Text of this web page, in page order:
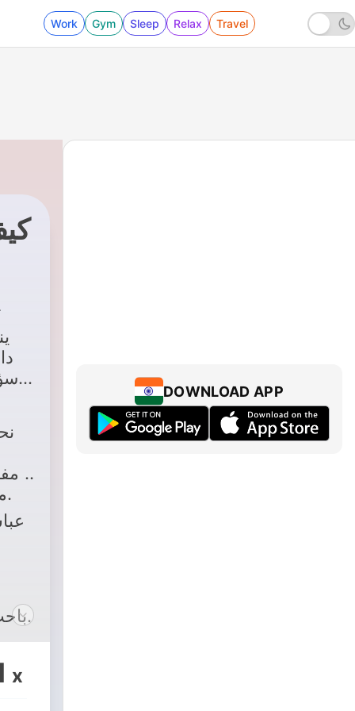
Work Gym Sleep Relax Travel
مدنية في ظل المقاصد الشرعية.
باحث وعامل بجامعة دوك الأمريكية.
x
DOWNLOAD APP